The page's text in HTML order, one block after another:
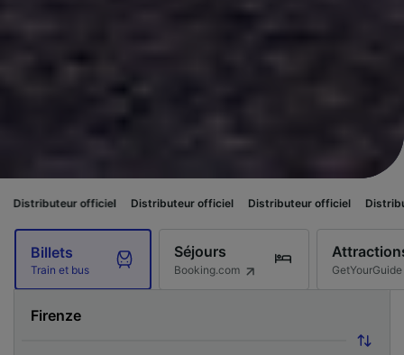
officiel Distributeur officiel Distributeur officiel Distributeur officiel
Billets
Train et bus
Séjours
Booking.com GetYourGuide